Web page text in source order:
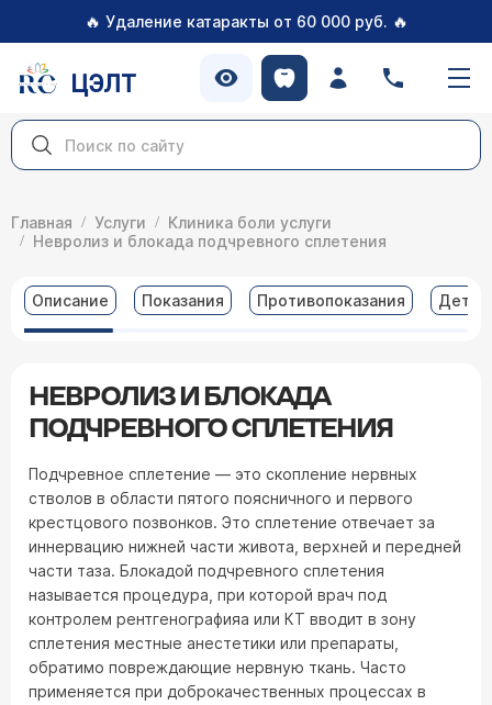
🔥 Удаление катаракты от 60 000 руб. 🔥
ЦЭЛТ
Главная Услуги
Клиника боли услуги
Невролиз и блокада подчревного сплетения
Описание Показания Противопоказания
НЕВРОЛИЗ И БЛОКАДА
ПОДЧРЕВНОГО СПЛЕТЕНИЯ
Подчревное сплетение — это скопление нервных
стволов в области пятого поясничного и первого
крестцового позвонков. Это сплетение отвечает за
иннервацию нижней части живота, верхней и передней
части таза. Блокадой подчревного сплетения
называется процедура, при которой врач под
контролем рентгенографияа или КТ вводит в зону
сплетения местные анестетики или препараты,
обратимо повреждающие нервную ткань. Часто
применяется при доброкачественных процессах в